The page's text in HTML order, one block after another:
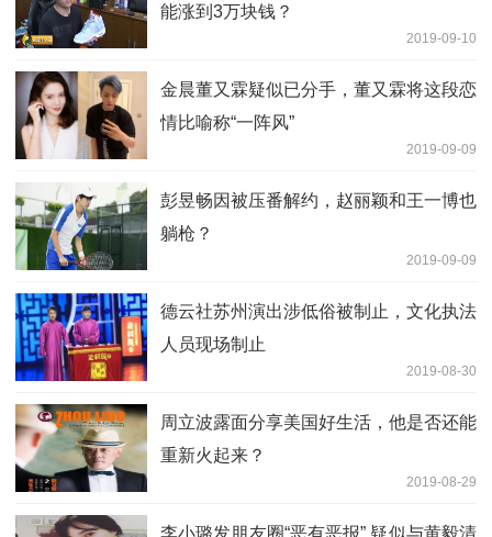
能涨到3万块钱？
2019-09-10
金晨董又霖疑似已分手，董又霖将这段恋
情比喻称“一阵风”
2019-09-09
彭昱畅因被压番解约，赵丽颖和王一博也
躺枪？
2019-09-09
德云社苏州演出涉低俗被制止，文化执法
人员现场制止
2019-08-30
周立波露面分享美国好生活，他是否还能
重新火起来？
2019-08-29
李小璐发朋友圈“恶有恶报” 疑似与黄毅清